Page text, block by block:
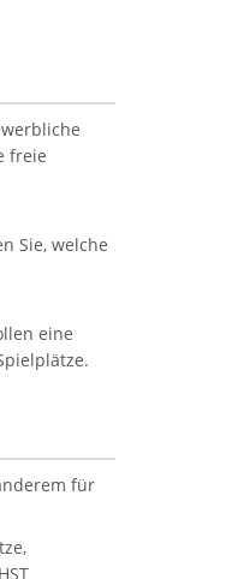
freie
Sie, welche
eine
für